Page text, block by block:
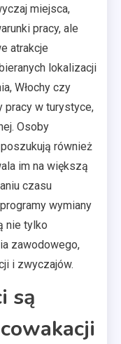
miejsca,
pracy, ale
atrakcje
lokalizacji
Włochy czy
pracy w turystyce,
Osoby
również
im na większą
czasu
wymiany
nie tylko
zawodowego,
i zwyczajów.
są